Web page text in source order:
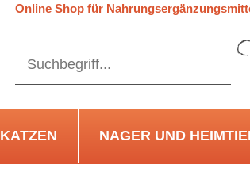
Online Shop für
KATZEN NAGER UND